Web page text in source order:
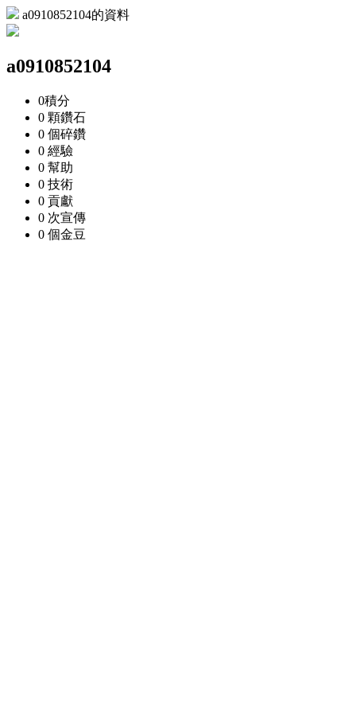
a0910852104的資料
a0910852104
0積分
0 顆鑽石
0 個碎鑽
0 經驗
0 幫助
0 技術
0 貢獻
0 次宣傳
0 個金豆